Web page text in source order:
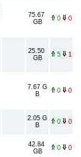
75.67
GB
0 0
25.50
GB
5 1
7.67 G
B
0 0
2.05 G
B
0 0
42.84
GB
0 0